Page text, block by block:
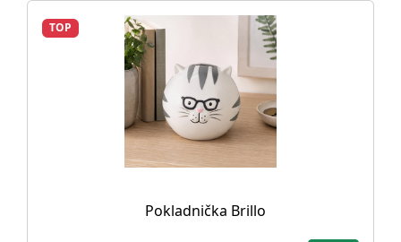
TOP
Pokladnička Brillo